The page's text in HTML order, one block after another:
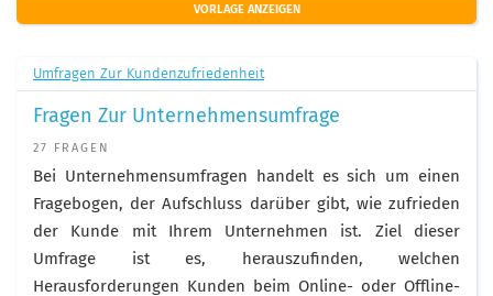
VORLAGE ANZEIGEN
Umfragen Zur Kundenzufriedenheit
Fragen Zur Unternehmensumfrage
27 FRAGEN
Bei Unternehmensumfragen handelt es sich um einen
Fragebogen, der Aufschluss darüber gibt, wie zufrieden
der Kunde mit Ihrem Unternehmen ist. Ziel dieser
Umfrage ist es, herauszufinden, welchen
Herausforderungen Kunden beim Online- oder Offline-